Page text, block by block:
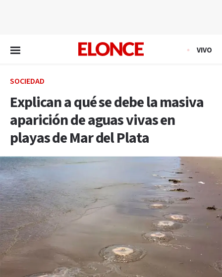
VIVO
SOCIEDAD
Explican a qué se debe la masiva
aparición de aguas vivas en
playas de Mar del Plata